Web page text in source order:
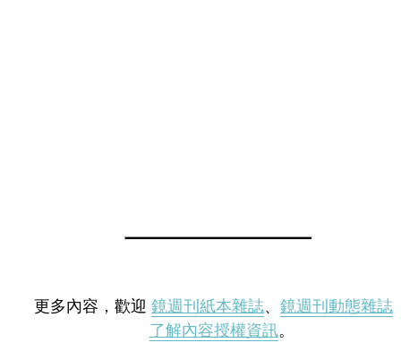
更多內容，歡迎 鏡週刊紙本雜誌、 鏡週刊動態雜誌
了解內容授權資訊。